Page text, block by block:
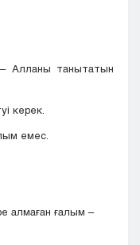
Алланы танытатын
керек.
емес.
алмаған ғалым –